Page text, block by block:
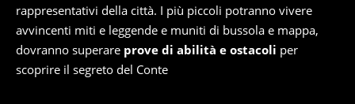
rappresentativi della città. I più piccoli potranno vivere
avvincenti miti e leggende e muniti di bussola e mappa,
dovranno superare prove di abilità e ostacoli per
scoprire il segreto del Conte